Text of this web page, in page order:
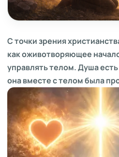
С точки зрения
как оживотворяющее
управлять телом. Душа
она вместе с телом была